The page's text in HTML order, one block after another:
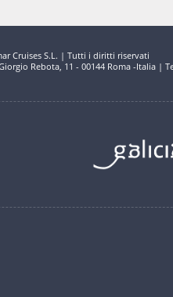
Cruises S.L. | Tutti i diritti riservati
Rebota, 11 - 00144 Roma -Italia |